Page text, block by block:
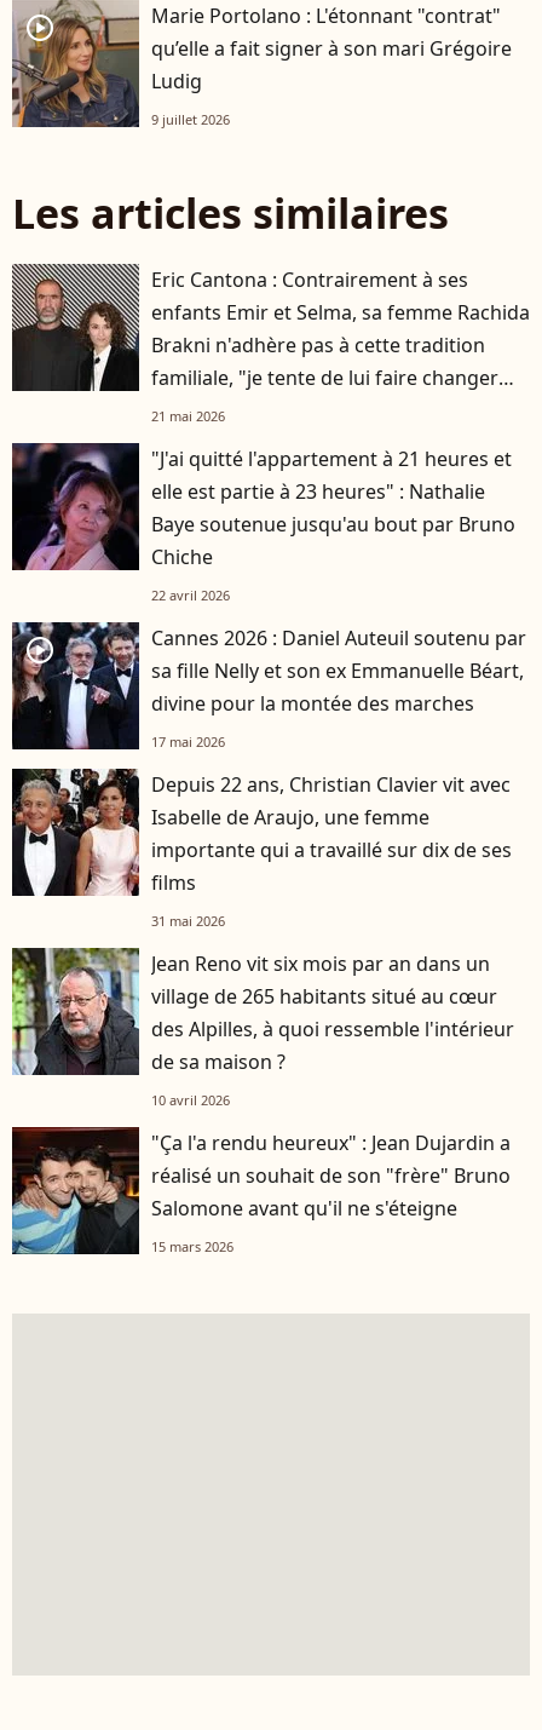
player2
Marie Portolano : L'étonnant "contrat"
qu’elle a fait signer à son mari Grégoire
Ludig
9 juillet 2026
Les articles similaires
Eric Cantona : Contrairement à ses
enfants Emir et Selma, sa femme Rachida
Brakni n'adhère pas à cette tradition
familiale, "je tente de lui faire changer
d'avis"
21 mai 2026
"J'ai quitté l'appartement à 21 heures et
elle est partie à 23 heures" : Nathalie
Baye soutenue jusqu'au bout par Bruno
Chiche
22 avril 2026
player2
Cannes 2026 : Daniel Auteuil soutenu par
sa fille Nelly et son ex Emmanuelle Béart,
divine pour la montée des marches
17 mai 2026
Depuis 22 ans, Christian Clavier vit avec
Isabelle de Araujo, une femme
importante qui a travaillé sur dix de ses
films
31 mai 2026
Jean Reno vit six mois par an dans un
village de 265 habitants situé au cœur
des Alpilles, à quoi ressemble l'intérieur
de sa maison ?
10 avril 2026
"Ça l'a rendu heureux" : Jean Dujardin a
réalisé un souhait de son "frère" Bruno
Salomone avant qu'il ne s'éteigne
15 mars 2026